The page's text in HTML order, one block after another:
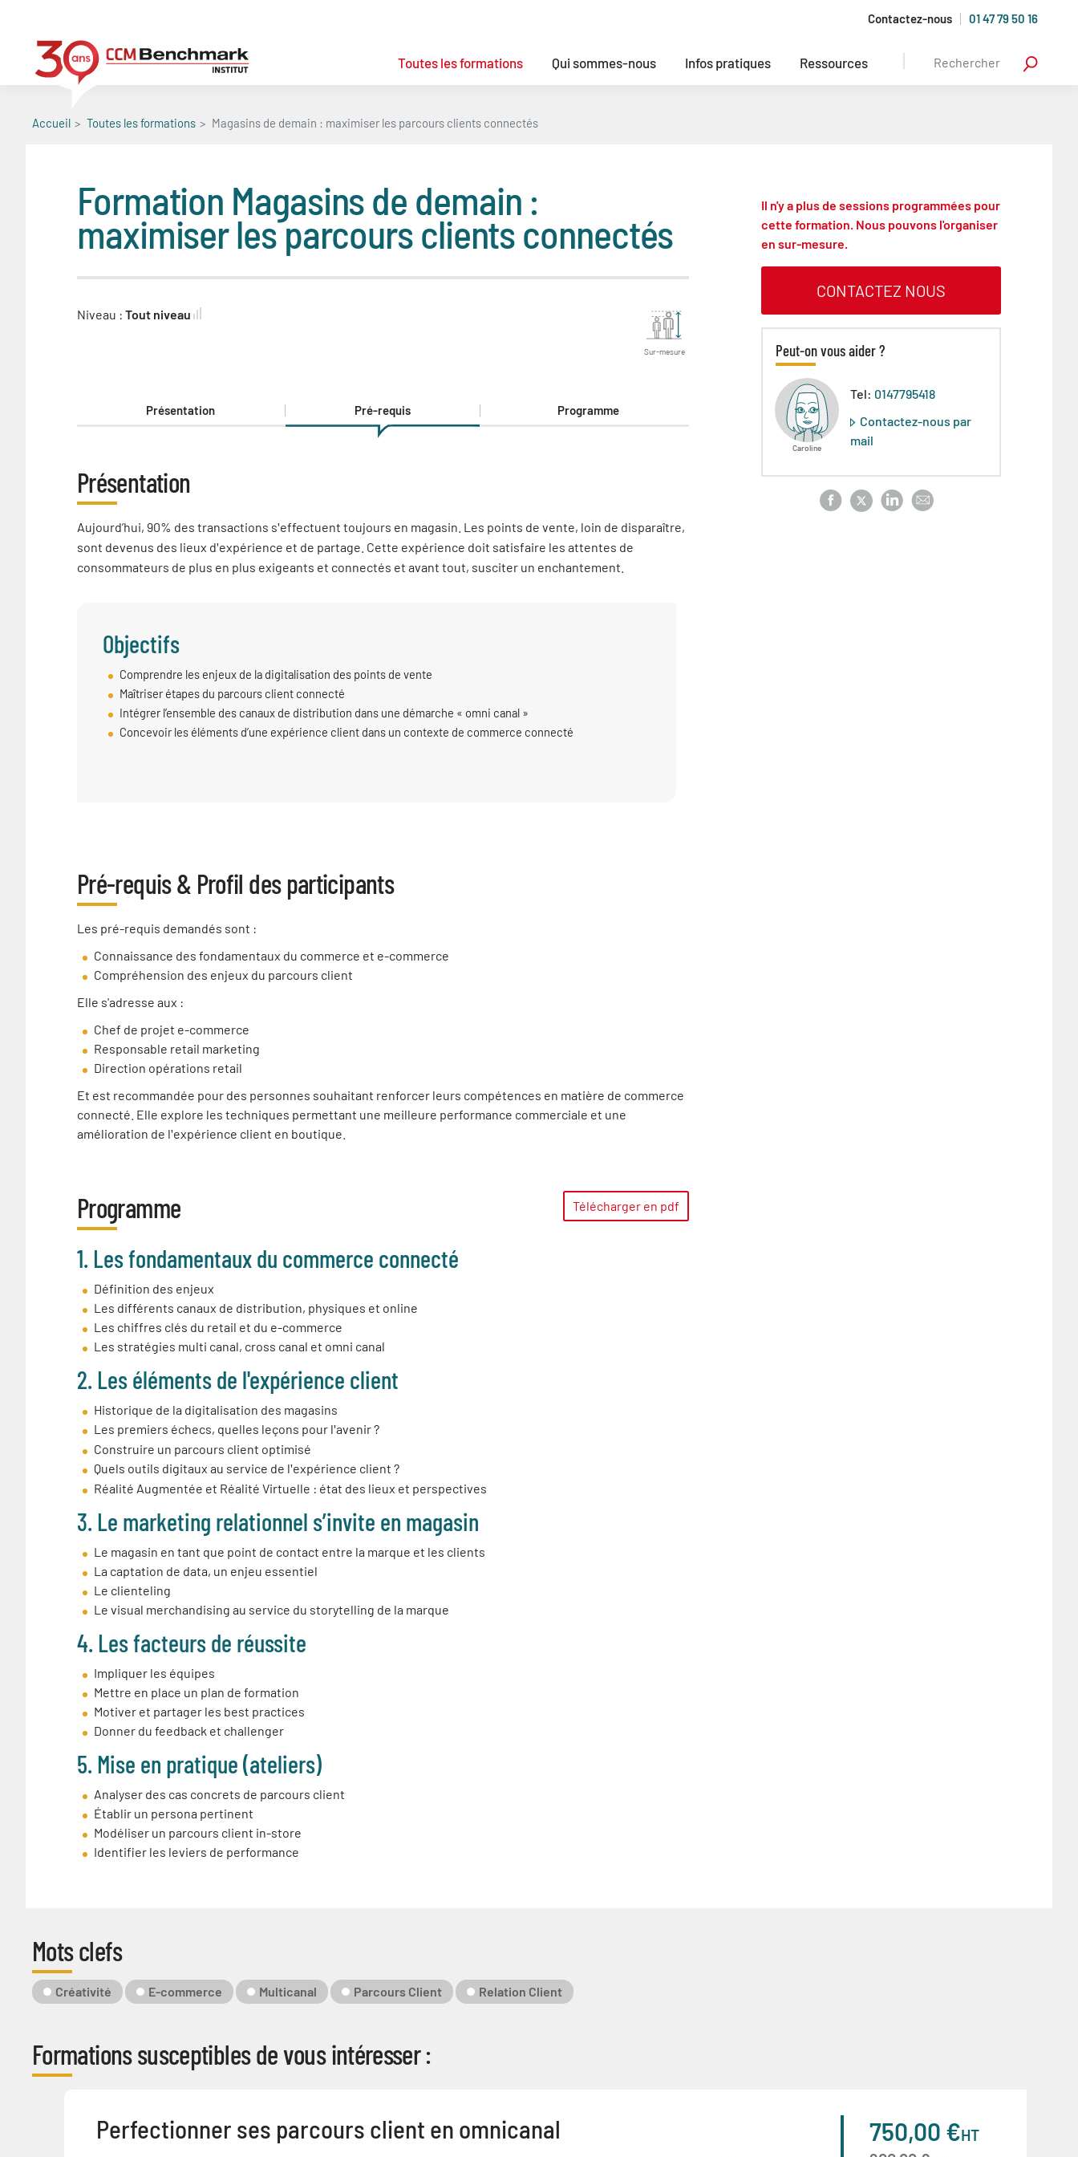
contenu
principal
Contactez-nous 01 47 79 50 16
Toutes les formations Qui sommes-nous Infos pratiques Ressources
Accueil Toutes les formations Magasins de demain : maximiser les parcours clients connectés
Formation Magasins de demain :
maximiser les parcours clients connectés
Niveau : Tout niveau
Sur-mesure
Présentation Pré-requis Programme
Présentation
Présentation
Aujourd’hui, 90% des transactions s'effectuent toujours en magasin. Les points de vente, loin de disparaître,
sont devenus des lieux d'expérience et de partage. Cette expérience doit satisfaire les attentes de
consommateurs de plus en plus exigeants et connectés et avant tout, susciter un enchantement.
Objectifs
Objectif
session
Comprendre les enjeux de la digitalisation des points de vente
Maîtriser étapes du parcours client connecté
Intégrer l’ensemble des canaux de distribution dans une démarche « omni canal »
Concevoir les éléments d’une expérience client dans un contexte de commerce connecté
Pré-requis & Profil des participants
Pré-
Les pré-requis demandés sont :
Connaissance des fondamentaux du commerce et e-commerce
Compréhension des enjeux du parcours client
Elle s'adresse aux :
Chef de projet e-commerce
Responsable retail marketing
Direction opérations retail
Et est recommandée pour des personnes souhaitant renforcer leurs compétences en matière de commerce
connecté. Elle explore les techniques permettant une meilleure performance commerciale et une
amélioration de l'expérience client en boutique.
Programme Télécharger en pdf
1. Les fondamentaux du commerce connecté
Définition des enjeux
Les différents canaux de distribution, physiques et online
Les chiffres clés du retail et du e-commerce
Les stratégies multi canal, cross canal et omni canal
2. Les éléments de l'expérience client
Historique de la digitalisation des magasins
Les premiers échecs, quelles leçons pour l'avenir ?
Construire un parcours client optimisé
Quels outils digitaux au service de l'expérience client ?
Réalité Augmentée et Réalité Virtuelle : état des lieux et perspectives
3. Le marketing relationnel s’invite en magasin
Le magasin en tant que point de contact entre la marque et les clients
La captation de data, un enjeu essentiel
Le clienteling
Le visual merchandising au service du storytelling de la marque
4. Les facteurs de réussite
Impliquer les équipes
Mettre en place un plan de formation
Motiver et partager les best practices
Donner du feedback et challenger
5. Mise en pratique (ateliers)
Analyser des cas concrets de parcours client
Établir un persona pertinent
Modéliser un parcours client in-store
Identifier les leviers de performance
Il n'y a plus de sessions programmées pour
cette formation. Nous pouvons l'organiser
en sur-mesure.
CONTACTEZ NOUS
Peut-on vous aider ?
Caroline
Tel: 0147795418
Contactez-nous par
mail
Mots clefs
Mot-
Clé
Créativité E-commerce Multicanal Parcours Client Relation Client
Formations susceptibles de vous intéresser :
Perfectionner ses parcours client en omnicanal 750,00 €HT